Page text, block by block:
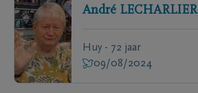
André LECHARLIER
Huy - 72 jaar
09/08/2024